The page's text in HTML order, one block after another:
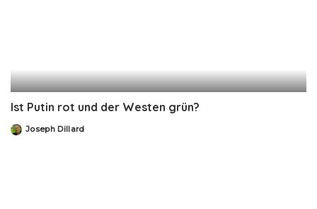
Ist Putin rot und der Westen grün?
PostedJoseph Dillard